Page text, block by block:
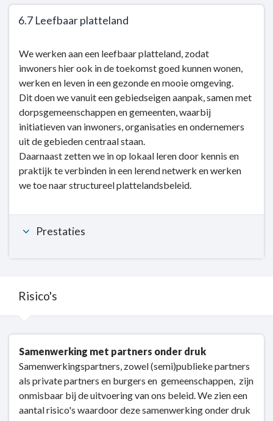
6.7 Leefbaar platteland
naar
navigatie
Kerntaak
Cultuur
sociale
kwaliteit
is
wat
6.7
We werken aan een leefbaar platteland, zodat
inwoners hier ook in de toekomst goed kunnen wonen,
werken en leven in een gezonde en mooie omgeving.
Dit doen we vanuit een gebiedseigen aanpak, samen met
dorpsgemeenschappen en gemeenten, waarbij
initiatieven van inwoners, organisaties en ondernemers
uit de gebieden centraal staan.
Daarnaast zetten we in op lokaal leren door kennis en
praktijk te verbinden in een lerend netwerk en werken
we toe naar structureel plattelandsbeleid.
Prestaties
Risico's
navigatie
Kerntaak
Samenwerking met partners onder druk
Samenwerkingspartners, zowel (semi)publieke partners
als private partners en burgers en gemeenschappen, zijn
onmisbaar bij de uitvoering van ons beleid. We zien een
aantal risico's waardoor deze samenwerking onder druk